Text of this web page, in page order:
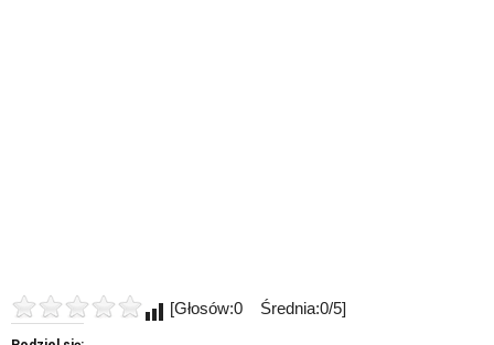
[Głosów:0 Średnia:0/5]